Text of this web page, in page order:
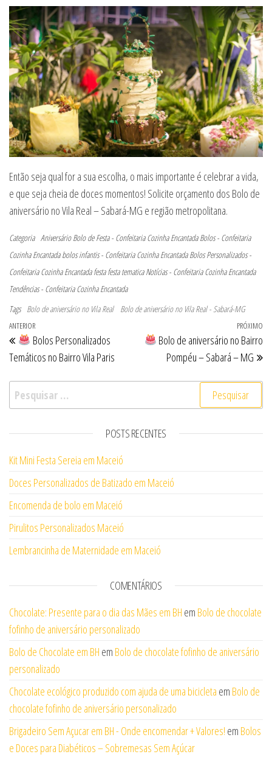
Então seja qual for a sua escolha, o mais importante é celebrar a vida,
e que seja cheia de doces momentos! Solicite orçamento dos Bolo de
aniversário no Vila Real – Sabará-MG e região metropolitana.
Categoria Aniversário Bolo de Festa - Confeitaria Cozinha Encantada Bolos - Confeitaria
Cozinha Encantada bolos infantis - Confeitaria Cozinha Encantada Bolos Personalizados -
Confeitaria Cozinha Encantada festa festa tematica Notícias - Confeitaria Cozinha Encantada
Tendências - Confeitaria Cozinha Encantada
Tags Bolo de aniversário no Vila Real Bolo de aniversário no Vila Real - Sabará-MG
Navegação de Post
Post anterior
ANTERIOR
Bolos Personalizados
Temáticos no Bairro Vila Paris
PRÓXIMO
Bolo de aniversário no Bairro
Pompéu – Sabará – MG
Pesquisar por:
POSTS RECENTES
Kit Mini Festa Sereia em Maceió
Doces Personalizados de Batizado em Maceió
Encomenda de bolo em Maceió
Pirulitos Personalizados Maceió
Lembrancinha de Maternidade em Maceió
COMENTÁRIOS
Chocolate: Presente para o dia das Mães em BH em Bolo de chocolate
fofinho de aniversário personalizado
Bolo de Chocolate em BH em Bolo de chocolate fofinho de aniversário
personalizado
Chocolate ecológico produzido com ajuda de uma bicicleta em Bolo de
chocolate fofinho de aniversário personalizado
Brigadeiro Sem Açucar em BH - Onde encomendar + Valores! em Bolos
e Doces para Diabéticos – Sobremesas Sem Açúcar